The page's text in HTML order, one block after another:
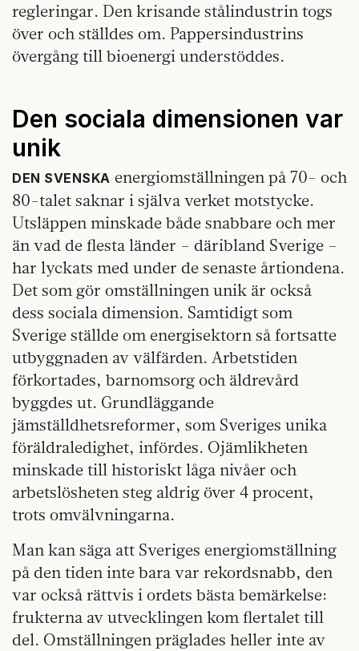
regleringar. Den krisande stålindustrin togs
över och ställdes om. Pappersindustrins
övergång till bioenergi understöddes.
Den sociala dimensionen var
unik
DEN SVENSKA energiomställningen på 70- och
80-talet saknar i själva verket motstycke.
Utsläppen minskade både snabbare och mer
än vad de flesta länder – däribland Sverige –
har lyckats med under de senaste årtiondena.
Det som gör omställningen unik är också
dess sociala dimension. Samtidigt som
Sverige ställde om energisektorn så fortsatte
utbyggnaden av välfärden. Arbetstiden
förkortades, barnomsorg och äldrevård
byggdes ut. Grundläggande
jämställdhetsreformer, som Sveriges unika
föräldraledighet, infördes. Ojämlikheten
minskade till historiskt låga nivåer och
arbetslösheten steg aldrig över 4 procent,
trots omvälvningarna.
Man kan säga att Sveriges energiomställning
på den tiden inte bara var rekordsnabb, den
var också rättvis i ordets bästa bemärkelse:
frukterna av utvecklingen kom flertalet till
del. Omställningen präglades heller inte av